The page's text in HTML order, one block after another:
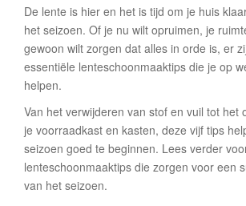
De lente is hier en het is tijd om je huis
het seizoen. Of je nu wilt opruimen, je
gewoon wilt zorgen dat alles in orde is, er
essentiële lenteschoonmaaktips die je op
helpen.
Van het verwijderen van stof en vuil tot het
je voorraadkast en kasten, deze vijf tips
seizoen goed te beginnen. Lees verder
lenteschoonmaaktips die zorgen voor een
van het seizoen.